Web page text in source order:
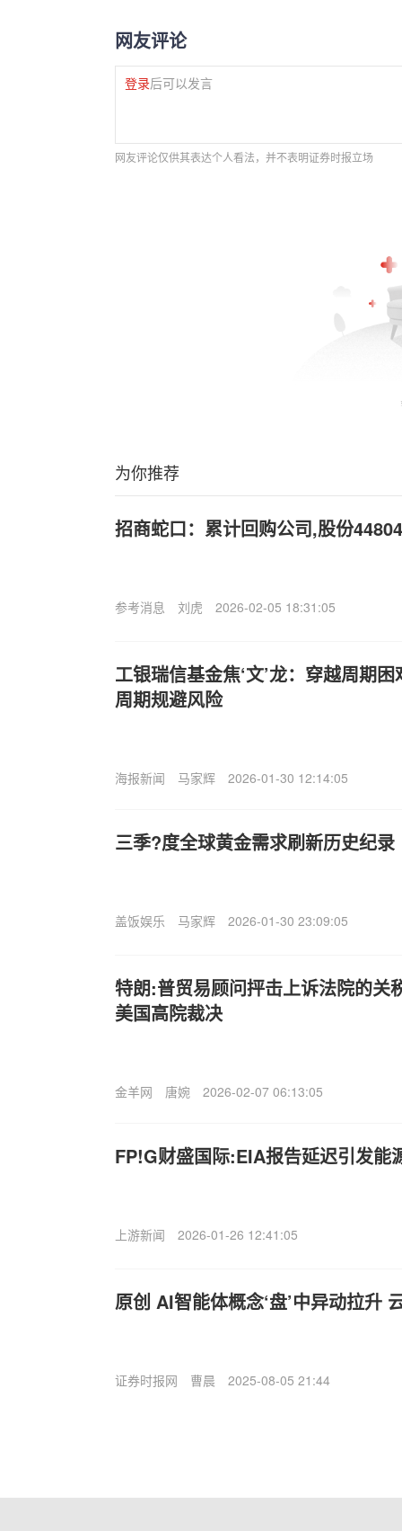
网友评论
登录后可以发言
网友评论仅供其表达个人看法，并不表明证券时报立场
为你推荐
招商蛇口：累计回购公司,股份
参考消息 刘虎 2026-02-05 18:31:05
工银瑞信基金焦‘文’龙：穿越周期
周期规避风险
海报新闻 马家辉 2026-01-30 12:14:05
三季?度全球黄金需求刷新历史纪录
盖饭娱乐 马家辉 2026-01-30 23:09:05
特朗:普贸易顾问抨击上诉法院的关
美国高院裁决
金羊网 唐婉 2026-02-07 06:13:05
FP!G财盛国际:EIA报告延迟引发能
上游新闻 2026-01-26 12:41:05
原创 AI智能体概念‘盘’中异动拉升
证券时报网 曹晨 2025-08-05 21:44